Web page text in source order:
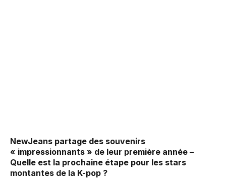
NewJeans partage des souvenirs
« impressionnants » de leur première année –
Quelle est la prochaine étape pour les stars
montantes de la K-pop ?